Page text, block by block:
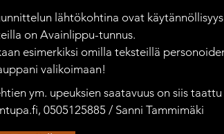
lähtökohtina ovat käytännöllisyys
on Avainlippu-tunnus.
esimerkiksi omilla teksteillä
valikoimaan!
ym. upeuksien saatavuus on siis
0505125885 / Sanni Tammimäki